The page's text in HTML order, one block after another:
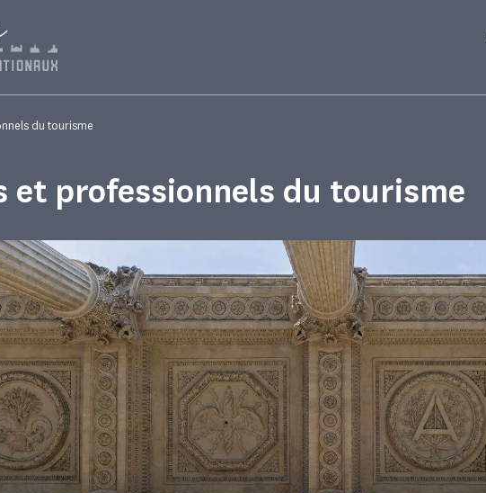
du tourisme
et professionnels du tourisme